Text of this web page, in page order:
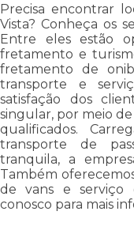
Precisa encontrar
Vista? Conheça os
Entre eles estão
fretamento e
fretamento de
transporte e
satisfação dos
singular, por meio
qualificados.
transporte de
tranquila, a
Também
de vans e
conosco para mais